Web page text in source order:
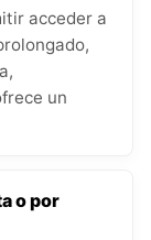
acceder a
un
o por